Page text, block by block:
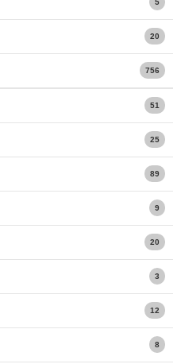
5
20
756
51
25
89
9
20
3
12
8